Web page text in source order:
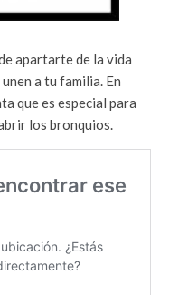
apartarte de la vida
a tu familia. En
que es especial para
los bronquios.